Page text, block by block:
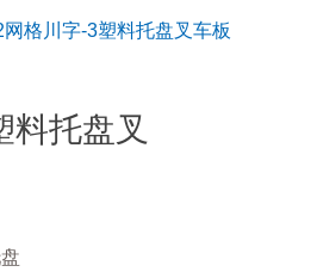
网格川字-3塑料托盘叉车板
料托盘叉